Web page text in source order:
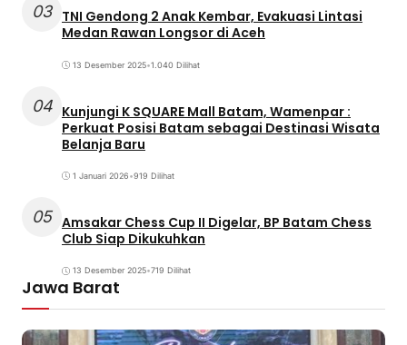
03 TNI Gendong 2 Anak Kembar, Evakuasi Lintasi
Medan Rawan Longsor di Aceh
13 Desember 2025•1.040 Dilihat
04 Kunjungi K SQUARE Mall Batam, Wamenpar :
Perkuat Posisi Batam sebagai Destinasi Wisata
Belanja Baru
1 Januari 2026•919 Dilihat
05 Amsakar Chess Cup II Digelar, BP Batam Chess
Club Siap Dikukuhkan
13 Desember 2025•719 Dilihat
Jawa Barat